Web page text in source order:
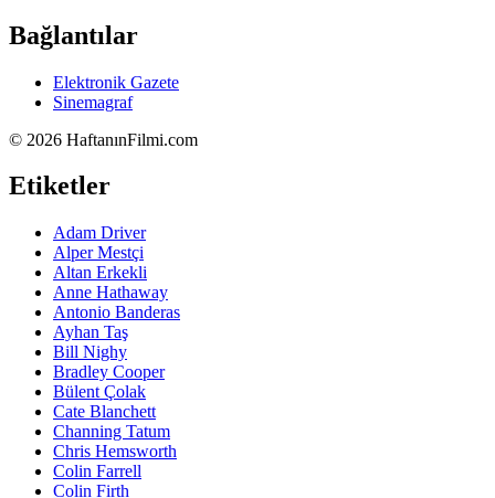
Bağlantılar
Elektronik Gazete
Sinemagraf
© 2026 HaftanınFilmi.com
Etiketler
Adam Driver
Alper Mestçi
Altan Erkekli
Anne Hathaway
Antonio Banderas
Ayhan Taş
Bill Nighy
Bradley Cooper
Bülent Çolak
Cate Blanchett
Channing Tatum
Chris Hemsworth
Colin Farrell
Colin Firth